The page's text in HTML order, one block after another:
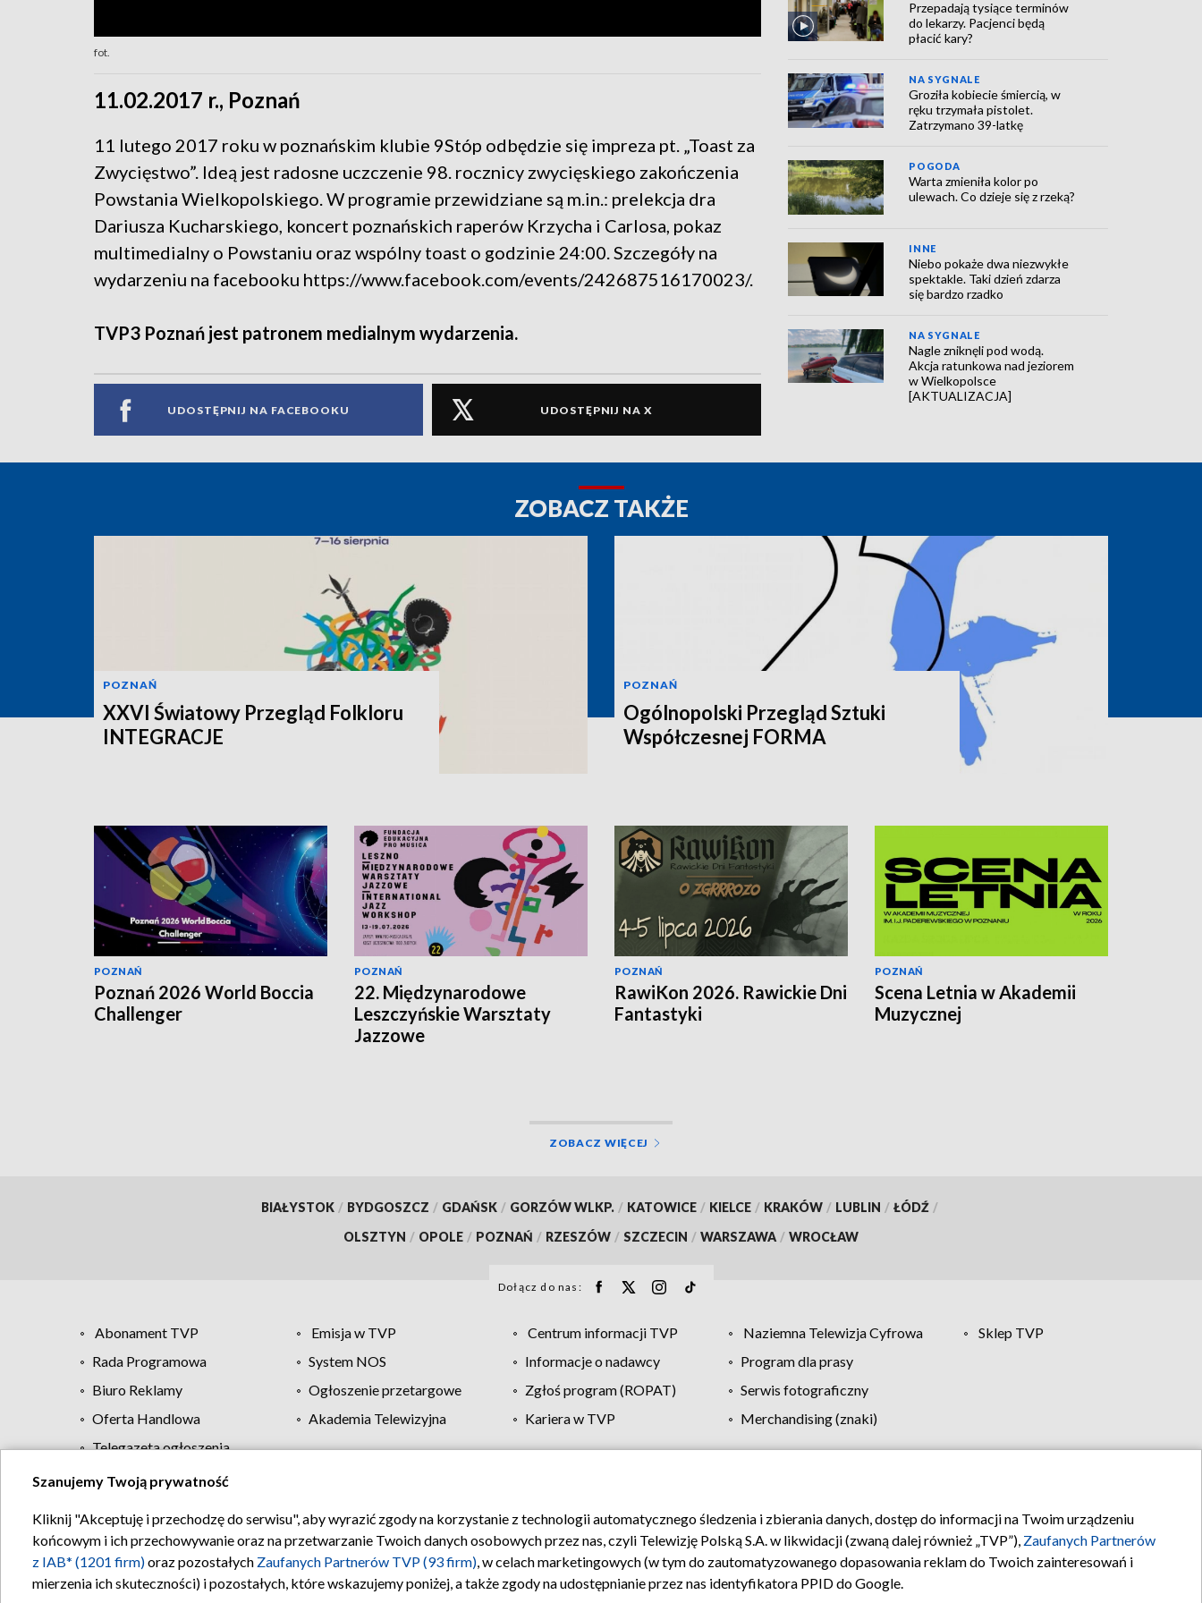
fot.
11.02.2017 r., Poznań
11 lutego 2017 roku w poznańskim klubie 9Stóp odbędzie się impreza pt. „Toast za
Zwycięstwo”. Ideą jest radosne uczczenie 98. rocznicy zwycięskiego zakończenia
Powstania Wielkopolskiego. W programie przewidziane są m.in.: prelekcja dra
Dariusza Kucharskiego, koncert poznańskich raperów Krzycha i Carlosa, pokaz
multimedialny o Powstaniu oraz wspólny toast o godzinie 24:00. Szczegóły na
wydarzeniu na facebooku https://www.facebook.com/events/242687516170023/.
TVP3 Poznań jest patronem medialnym wydarzenia.
UDOSTĘPNIJ NA FACEBOOKU UDOSTĘPNIJ NA X
Przepadają tysiące terminów
do lekarzy. Pacjenci będą
płacić kary?
NA SYGNALE
Groziła kobiecie śmiercią, w
ręku trzymała pistolet.
Zatrzymano 39-latkę
POGODA
Warta zmieniła kolor po
ulewach. Co dzieje się z rzeką?
INNE
Niebo pokaże dwa niezwykłe
spektakle. Taki dzień zdarza
się bardzo rzadko
NA SYGNALE
Nagle zniknęli pod wodą.
Akcja ratunkowa nad jeziorem
w Wielkopolsce
[AKTUALIZACJA]
ZOBACZ TAKŻE
POZNAŃ
XXVI Światowy Przegląd Folkloru
INTEGRACJE
POZNAŃ
Ogólnopolski Przegląd Sztuki
Współczesnej FORMA
POZNAŃ
Poznań 2026 World Boccia
Challenger
POZNAŃ
22. Międzynarodowe
Leszczyńskie Warsztaty
Jazzowe
POZNAŃ
RawiKon 2026. Rawickie Dni
Fantastyki
POZNAŃ
Scena Letnia w Akademii
Muzycznej
ZOBACZ WIĘCEJ
BIAŁYSTOK / BYDGOSZCZ / GDAŃSK / GORZÓW WLKP. / KATOWICE / KIELCE / KRAKÓW / LUBLIN / ŁÓDŹ /
OLSZTYN / OPOLE / POZNAŃ / RZESZÓW / SZCZECIN / WARSZAWA / WROCŁAW
Dołącz do nas:
Abonament TVP Emisja w TVP Centrum informacji TVP Naziemna Telewizja Cyfrowa
Sklep TVP
Rada Programowa
System NOS Informacje o nadawcy
Program dla prasy
Biuro Reklamy
Ogłoszenie przetargowe Zgłoś program (ROPAT)
Serwis fotograficzny
Oferta Handlowa
Akademia Telewizyjna Kariera w TVP
Merchandising (znaki)
Telegazeta ogłoszenia
Regulamin TVP Polityka prywatności Moje zgody Pomoc Biuro reklamy Kontakt
Szanujemy Twoją prywatność
Kliknij "Akceptuję i przechodzę do serwisu", aby wyrazić zgody na korzystanie z technologii automatycznego śledzenia i zbierania danych, dostęp do informacji na Twoim urządzeniu
końcowym i ich przechowywanie oraz na przetwarzanie Twoich danych osobowych przez nas, czyli Telewizję Polską S.A. w likwidacji (zwaną dalej również „TVP”), Zaufanych Partnerów
z IAB* (1201 firm)oraz pozostałych Zaufanych Partnerów TVP (93 firm), w celach marketingowych (w tym do zautomatyzowanego dopasowania reklam do Twoich zainteresowań i
mierzenia ich skuteczności) i pozostałych, które wskazujemy poniżej, a także zgody na udostępnianie przez nas identyfikatora PPID do Google.